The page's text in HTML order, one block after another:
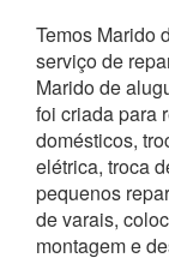
Temos Marido
serviço de
Marido de
foi criada para
domésticos,
elétrica, troca
pequenos
de varais,
montagem e